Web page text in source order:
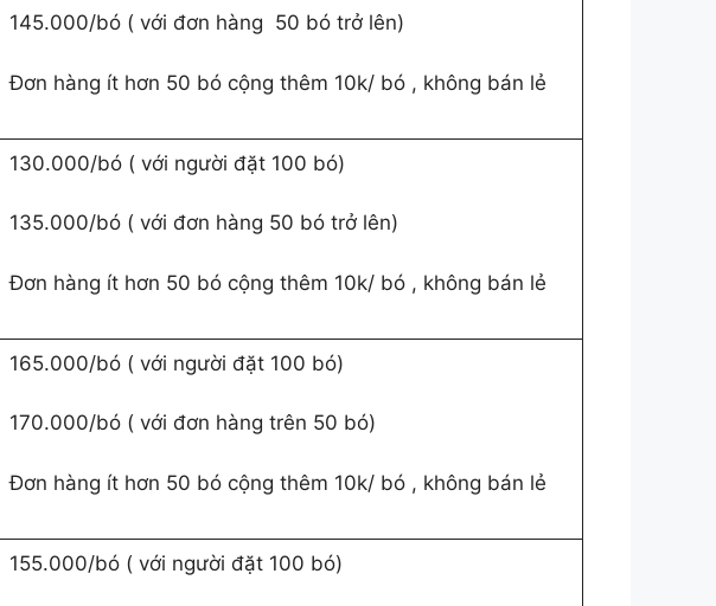
145.000/bó ( với đơn hàng 50 bó trở lên)
Đơn hàng ít hơn 50 bó cộng thêm 10k/ bó , không bán lẻ
130.000/bó ( với người đặt 100 bó)
135.000/bó ( với đơn hàng 50 bó trở lên)
Đơn hàng ít hơn 50 bó cộng thêm 10k/ bó , không bán lẻ
165.000/bó ( với người đặt 100 bó)
170.000/bó ( với đơn hàng trên 50 bó)
Đơn hàng ít hơn 50 bó cộng thêm 10k/ bó , không bán lẻ
155.000/bó ( với người đặt 100 bó)